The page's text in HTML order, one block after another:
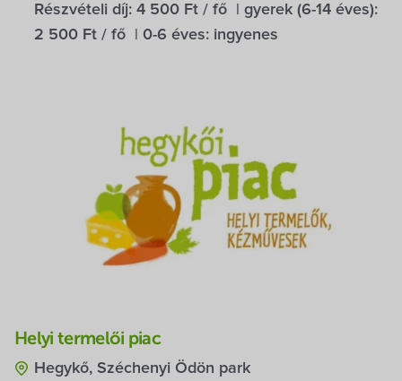
Részvételi díj: 4 500 Ft / fő | gyerek (6-14 éves):
2 500 Ft / fő | 0-6 éves: ingyenes
Helyi termelői piac
Hegykő, Széchenyi Ödön park